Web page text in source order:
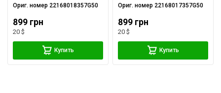
Ориг. номер 22168018357G50
899 грн
20 $
Купить
Ориг. номер 22168017357G50
899 грн
20 $
Купить